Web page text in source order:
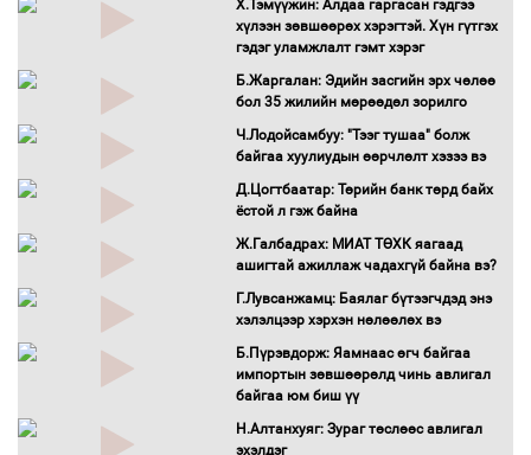
худалдан авах журмыг баталлаа
Бүх шатанд хэмнэлтийн горимд
гадаад томилолтыг хориглолоо
Засгийн газрын ээлжит хуралдаан
Автомашинд улсын дугаарын тэгш,
Бага орлоготой иргэдийн орлогод
орчныг бүрдүүллээ
баримт
Хөвсгөл нуурын лусыг тахих төрийн
“Хар жагсаалт”-ын асуудлыг цэгцлэх
Х.Тэмүүжин: Алдаа гаргасан гэдгээ
хүлээн зөвшөөрөх хэрэгтэй. Хүн гүтгэх
гэдэг уламжлалт гэмт хэрэг
Б.Жаргалан: Эдийн засгийн эрх чөлөө
бол 35 жилийн мөрөөдөл зорилго
Ч.Лодойсамбуу: "Тээг тушаа" болж
байгаа хуулиудын өөрчлөлт хэзээ вэ
Д.Цогтбаатар: Төрийн банк төрд байх
ёстой л гэж байна
Ж.Галбадрах: МИАТ ТӨХК яагаад
ашигтай ажиллаж чадахгүй байна вэ?
Г.Лувсанжамц: Баялаг бүтээгчдэд энэ
хэлэлцээр хэрхэн нөлөөлөх вэ
Б.Пүрэвдорж: Яамнаас өгч байгаа
импортын зөвшөөрөлд чинь авлигал
байгаа юм биш үү
Н.Алтанхуяг: Зураг төслөөс авлигал
эхэлдэг